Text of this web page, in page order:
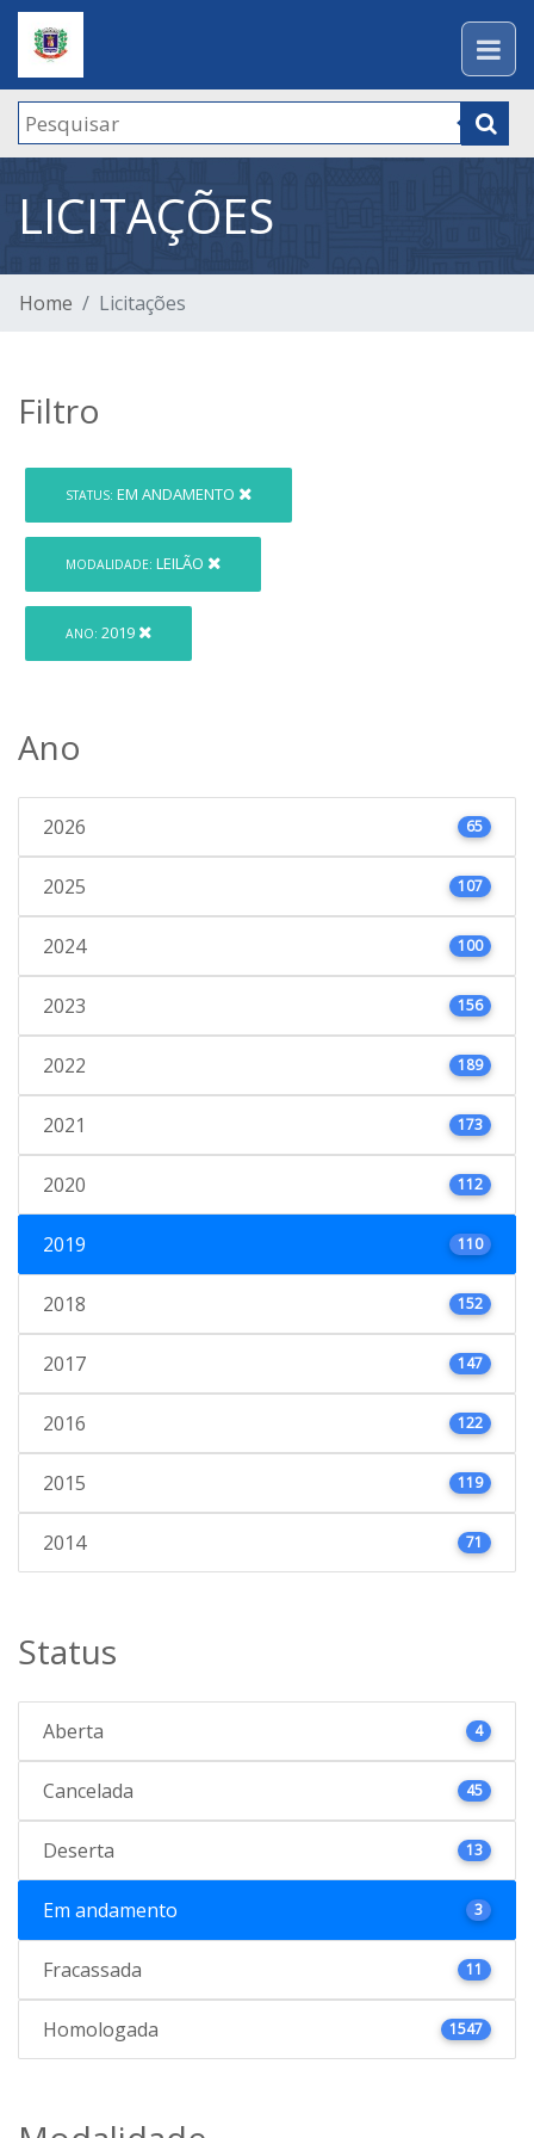
LICITAÇÕES
Home Licitações
Filtro
STATUS: EM ANDAMENTO
MODALIDADE: LEILÃO
ANO: 2019
Ano
2026 65
2025 107
2024 100
2023 156
2022 189
2021 173
2020 112
2019 110
2018 152
2017 147
2016 122
2015 119
2014 71
Status
Aberta 4
Cancelada 45
Deserta 13
Em andamento 3
Fracassada 11
Homologada 1547